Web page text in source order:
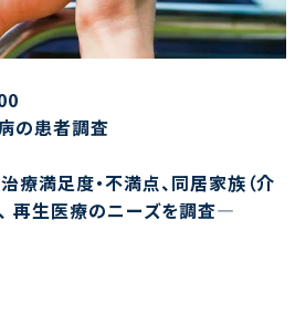
検索する
の患者調査
療満足度・不満点、同居家族（介
再生医療のニーズを調査―